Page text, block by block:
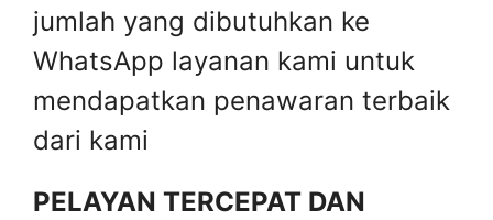
jumlah yang dibutuhkan ke
WhatsApp layanan kami untuk
mendapatkan penawaran terbaik
dari kami
PELAYAN TERCEPAT DAN